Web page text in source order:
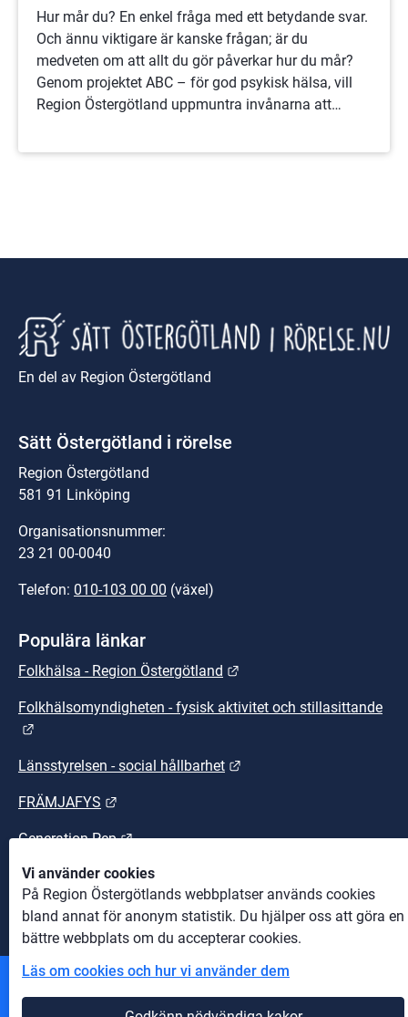
Vi använder cookies
På Region Östergötlands webbplatser används cookies
bland annat för anonym statistik. Du hjälper oss att göra en
bättre webbplats om du accepterar cookies.
Läs om cookies och hur vi använder dem
Hur mår du? En enkel fråga med ett betydande svar.
Och ännu viktigare är kanske frågan; är du
medveten om att allt du gör påverkar hur du mår?
Genom projektet ABC – för god psykisk hälsa, vill
Region Östergötland uppmuntra invånarna att
må bra.
En del av Region Östergötland
Sätt Östergötland i rörelse
Region Östergötland
581 91 Linköping
Organisationsnummer:
23 21 00-0040
Telefon: 010-103 00 00 (växel)
Populära länkar
Folkhälsa - Region Östergötland
Folkhälsomyndigheten - fysisk aktivitet och stillasittande
Länsstyrelsen - social hållbarhet
FRÄMJAFYS
Generation Pep Länk till annan webbplats.
Sunt arbetsliv Länk till annan webbplats.
Andra webbplatser